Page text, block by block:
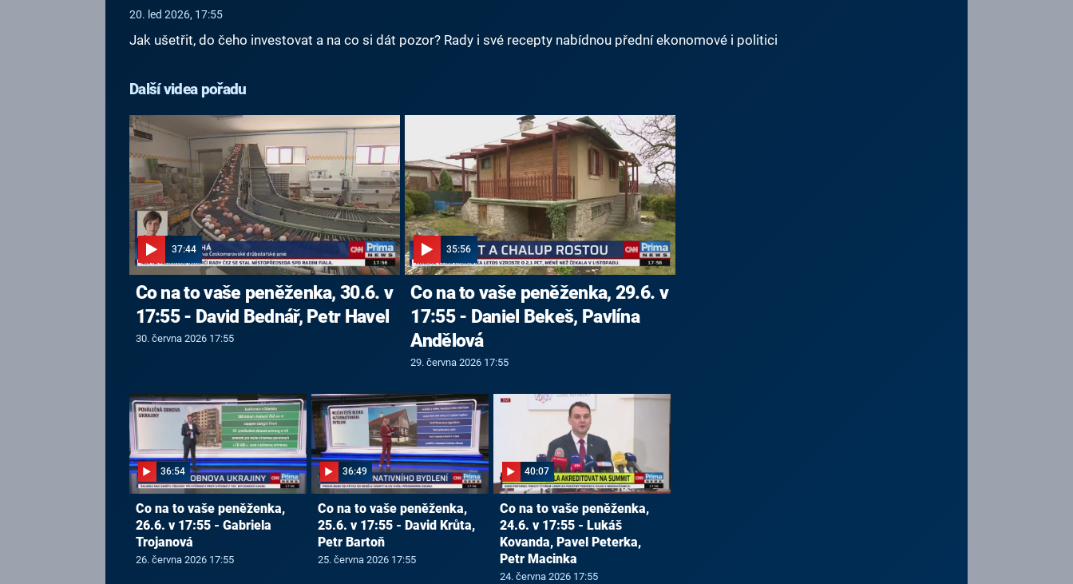
20. led 2026, 17:55
Jak ušetřit, do čeho investovat a na co si dát pozor? Rady i své recepty nabídnou přední ekonomové i politici
Další videa pořadu
37:44
Co na to vaše peněženka, 30.6. v
17:55 - David Bednář, Petr Havel
30. června 2026 17:55
35:56
Co na to vaše peněženka, 29.6. v
17:55 - Daniel Bekeš, Pavlína
Andělová
29. června 2026 17:55
36:54
Co na to vaše peněženka,
26.6. v 17:55 - Gabriela
Trojanová
26. června 2026 17:55
36:49
Co na to vaše peněženka,
25.6. v 17:55 - David Krůta,
Petr Bartoň
25. června 2026 17:55
40:07
Co na to vaše peněženka,
24.6. v 17:55 - Lukáš
Kovanda, Pavel Peterka,
Petr Macinka
24. června 2026 17:55